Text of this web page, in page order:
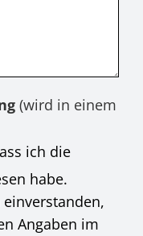
(wird in einem
ich die
habe.
Angaben im